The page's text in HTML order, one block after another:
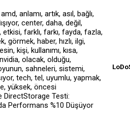
DirectStorage Testi:
Performans %10 Düşüyor